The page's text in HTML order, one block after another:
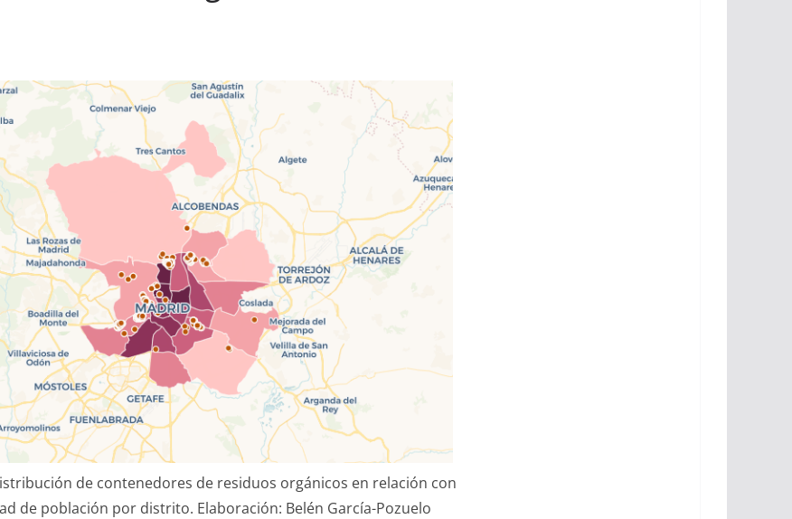
de contenedores de residuos orgánicos en relación con
de población por distrito. Elaboración: Belén García-Pozuelo